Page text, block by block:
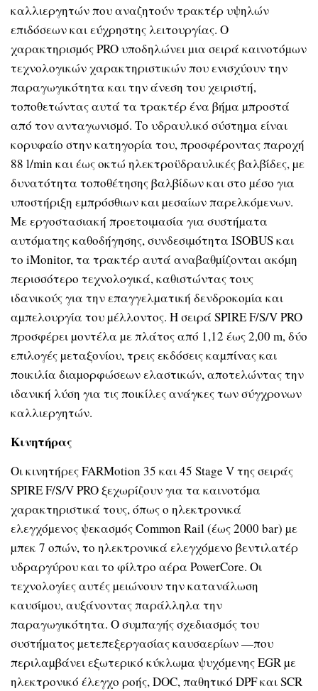
καλλιεργητών που αναζητούν τρακτέρ υψηλών
επιδόσεων και εύχρηστης λειτουργίας. Ο
χαρακτηρισµός PRO υποδηλώνει µια σειρά καινοτόµων
τεχνολογικών χαρακτηριστικών που ενισχύουν την
παραγωγικότητα και την άνεση του χειριστή,
τοποθετώντας αυτά τα τρακτέρ ένα βήµα µπροστά
από τον ανταγωνισµό. Το υδραυλικό σύστηµα είναι
κορυφαίο στην κατηγορία του, προσφέροντας παροχή
88 l/min και έως οκτώ ηλεκτροϋδραυλικές βαλβίδες, µε
δυνατότητα τοποθέτησης βαλβίδων και στο µέσο για
υποστήριξη εµπρόσθιων και µεσαίων παρελκόµενων.
Με εργοστασιακή προετοιµασία για συστήµατα
αυτόµατης καθοδήγησης, συνδεσιµότητα ISOBUS και
το iMonitor, τα τρακτέρ αυτά αναβαθµίζονται ακόµη
περισσότερο τεχνολογικά, καθιστώντας τους
ιδανικούς για την επαγγελµατική δενδροκοµία και
αµπελουργία του µέλλοντος. Η σειρά SPIRE F/S/V PRO
προσφέρει µοντέλα µε πλάτος από 1,12 έως 2,00 m, δύο
επιλογές µεταξονίου, τρεις εκδόσεις καµπίνας και
ποικιλία διαµορφώσεων ελαστικών, αποτελώντας την
ιδανική λύση για τις ποικίλες ανάγκες των σύγχρονων
καλλιεργητών.
Κινητήρας
Οι κινητήρες FARMotion 35 και 45 Stage V της σειράς
SPIRE F/S/V PRO ξεχωρίζουν για τα καινοτόµα
χαρακτηριστικά τους, όπως ο ηλεκτρονικά
ελεγχόµενος ψεκασµός Common Rail (έως 2000 bar) µε
µπεκ 7 οπών, το ηλεκτρονικά ελεγχόµενο βεντιλατέρ
υδραργύρου και το φίλτρο αέρα PowerCore. Οι
τεχνολογίες αυτές µειώνουν την κατανάλωση
καυσίµου, αυξάνοντας παράλληλα την
παραγωγικότητα. Ο συµπαγής σχεδιασµός του
συστήµατος µετεπεξεργασίας καυσαερίων —που
περιλαµβάνει εξωτερικό κύκλωµα ψυχόµενης EGR µε
ηλεκτρονικό έλεγχο ροής, DOC, παθητικό DPF και SCR